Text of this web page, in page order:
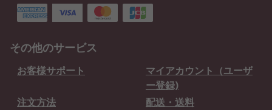
その他のサービス
お客様サポート
マイアカウント（ユーザ
ー登録)
注文方法
配送・送料